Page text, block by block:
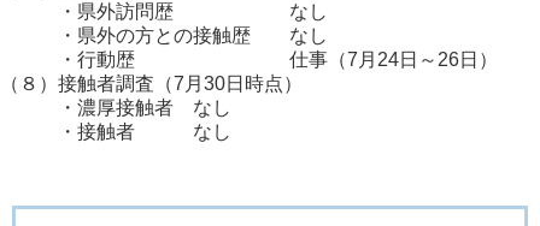
・県外訪問歴 なし
・県外の方との接触歴 なし
・行動歴 仕事（7月24日～26日）
（８）接触者調査（7月30日時点）
・濃厚接触者 なし
・接触者 なし